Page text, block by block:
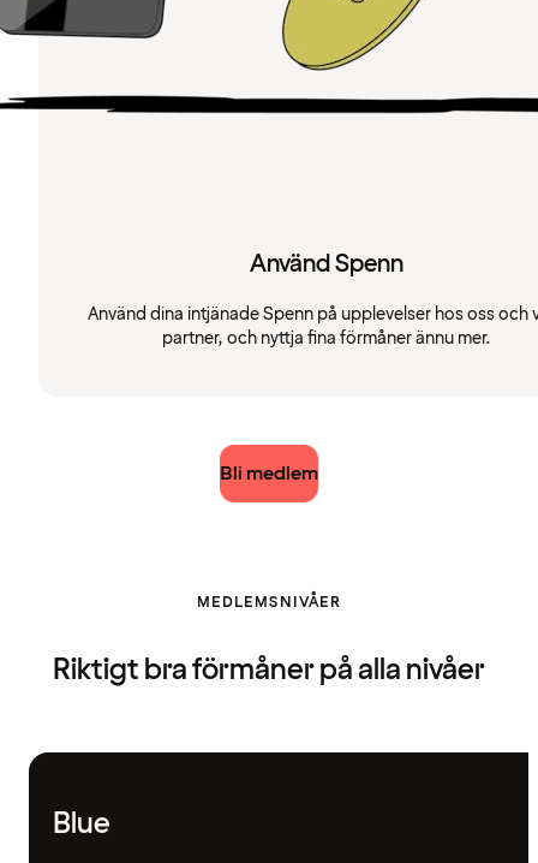
Använd Spenn
Använd dina intjänade Spenn på upplevelser hos oss och
partner, och nyttja fina förmåner ännu mer.
Bli medlem
MEDLEMSNIVÅER
Riktigt bra förmåner på alla nivåer
Blue